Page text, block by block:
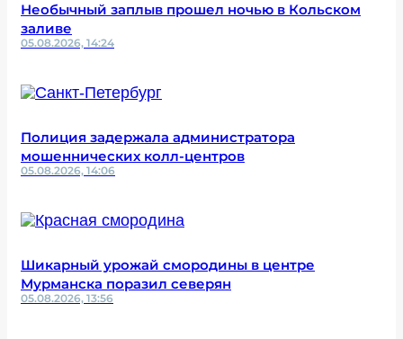
Необычный заплыв прошел ночью в Кольском
заливе
05.08.2026, 14:24
Полиция задержала администратора
мошеннических колл-центров
05.08.2026, 14:06
Шикарный урожай смородины в центре
Мурманска поразил северян
05.08.2026, 13:56